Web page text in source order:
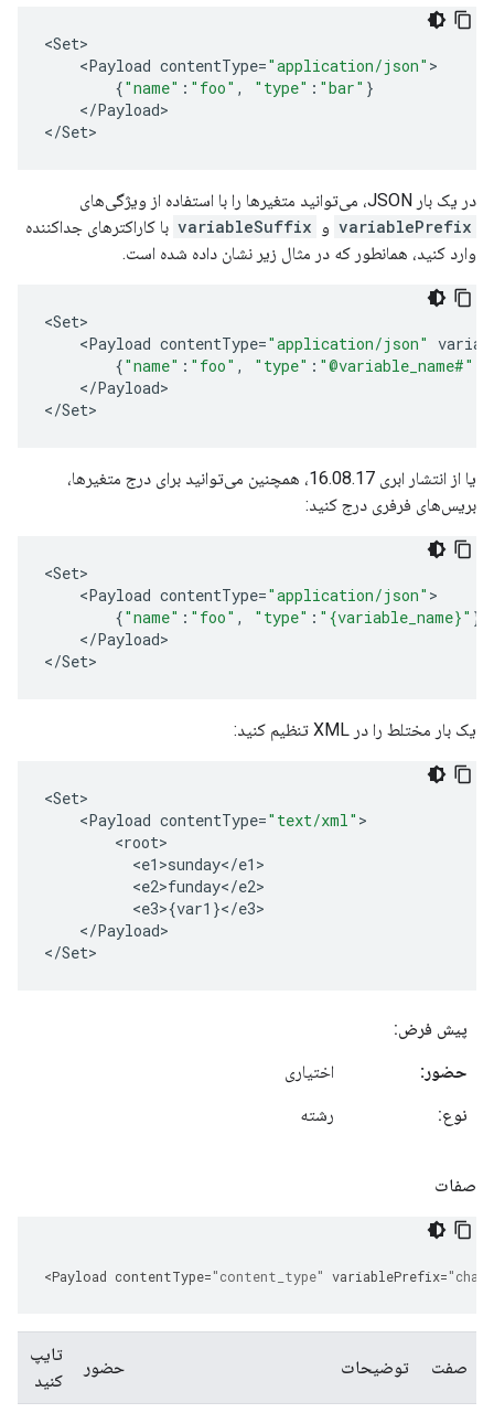
<Set
<Payload contentType="application/json"
{"name" : "foo" , "type" : "bar" }
</Payload>
</Set>
در یک بار JSON، می‌توانید متغیرها را با استفاده از ویژگی‌های
variablePrefix و variableSuffix با کاراکترهای جداکننده
وارد کنید، همانطور که در مثال زیر نشان داده شده است.
<Set
<Payload contentType="application/json"
{"name" : "foo" , "type" : "@variable_name#"
</Payload>
</Set>
یا از انتشار ابری 16.08.17، همچنین می‌توانید برای درج متغیرها،
بریس‌های فرفری درج کنید:
<Set
<Payload contentType="application/json"
{"name" : "foo" , "type" : "{variable_name}" }
</Payload>
</Set>
یک بار مختلط را در XML تنظیم کنید:
<Set
<Payload contentType="text/xml"
<root
<e1>sunday</e1
<e2>funday</e2
<e3>{var1 }</e3
</Payload>
</Set>
پیش فرض:
حضور: اختیاری
نوع: رشته
صفات
<Payload contentType="content_type" variablePrefix="char"
صفت توضیحات حضور
تایپ
کنید